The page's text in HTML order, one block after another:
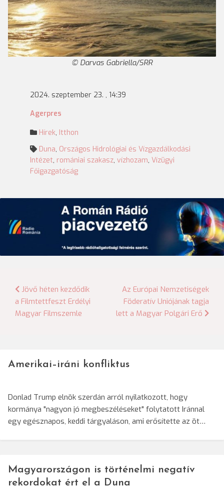
Darvas Gabriella/SRR
2024. szeptember 23. , 14:39
Agerpres
Hírek, Itthon
Duna, Országos Hidrológiai és Vízgazdálkodási
Intézet, romániai szakasz, vízhozam, Vízügyi
Főigazgatóság
Bejegyzés
navigáció
Jövő héten kezdődik
a Filmtettfeszt Erdélyi
Magyar Filmszemle
Az Európai Nemzetiségek
Föderatív Uniójának tagja
lett a Magyar Polgári Erő
Amerikai–iráni konfliktus
Donlad Trump elnök szerdán arról nyilatkozott, hogy
kormánya "nagyon jó megbeszéléseket" folytatott Iránnal
egy egésznapos, keddi tárgyaláson, ami erősítette az öt…
Magyarországon is történelmi negatív
rekordokat ért el a Duna